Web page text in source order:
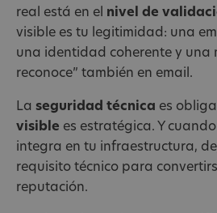
real está en el nivel de
visible es tu legitimidad: una
una identidad coherente y una
reconoce” también en email.
La seguridad técnica es
visible es estratégica. Y
integra en tu infraestructura,
requisito técnico para
reputación.